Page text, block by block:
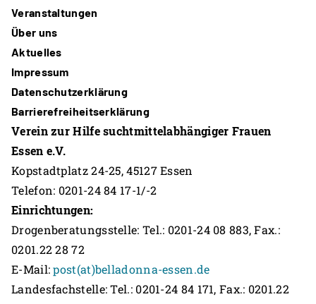
Veranstaltungen
Über uns
Aktuelles
Impressum
Datenschutzerklärung
Barrierefreiheitserklärung
Verein zur Hilfe suchtmittelabhängiger Frauen
Essen e.V.
Kopstadtplatz 24-25, 45127 Essen
Telefon: 0201-24 84 17-1/-2
Einrichtungen:
Drogenberatungsstelle: Tel.: 0201-24 08 883, Fax.:
0201.22 28 72
E-Mail:post(at)belladonna-essen.de
Landesfachstelle: Tel.: 0201-24 84 171, Fax.: 0201.22